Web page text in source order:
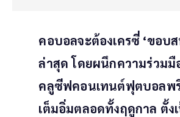
คอบอลจะต้องเครซี่ ‘ขอบ
ล่าสุด โดยผนึกความร่วมมื
คลูซีฟคอนเทนต์ฟุตบอลพ
เต็มอิ่มตลอดทั้งฤดูกาล ตั้